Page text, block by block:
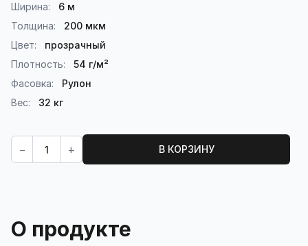
Ширина:
6 м
Толщина:
200 мкм
Цвет:
прозрачный
Плотность:
54 г/м²
Фасовка:
Рулон
Вес:
32 кг
Кол-во:
− + В КОРЗИНУ
О продукте